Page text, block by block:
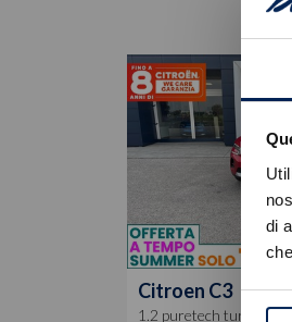
di
Citroen C3
1.2 puretech turbo